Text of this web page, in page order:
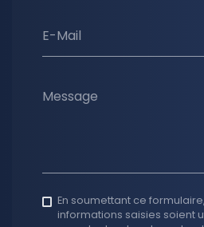
E-Mail
Message
En soumettant ce
informations saisies soient